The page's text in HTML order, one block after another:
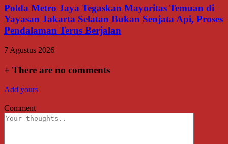
Polda Metro Jaya Tegaskan Mayoritas Temuan di
Yayasan Jakarta Selatan Bukan Senjata Api, Proses
Pendalaman Terus Berjalan
7 Agustus 2026
+ There are no comments
Add yours
Comment